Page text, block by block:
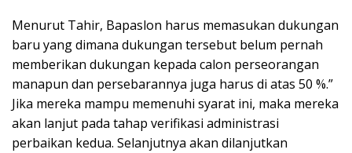
Menurut Tahir, Bapaslon harus memasukan dukungan
baru yang dimana dukungan tersebut belum pernah
memberikan dukungan kepada calon perseorangan
manapun dan persebarannya juga harus di atas 50 %.”
Jika mereka mampu memenuhi syarat ini, maka mereka
akan lanjut pada tahap verifikasi administrasi
perbaikan kedua. Selanjutnya akan dilanjutkan